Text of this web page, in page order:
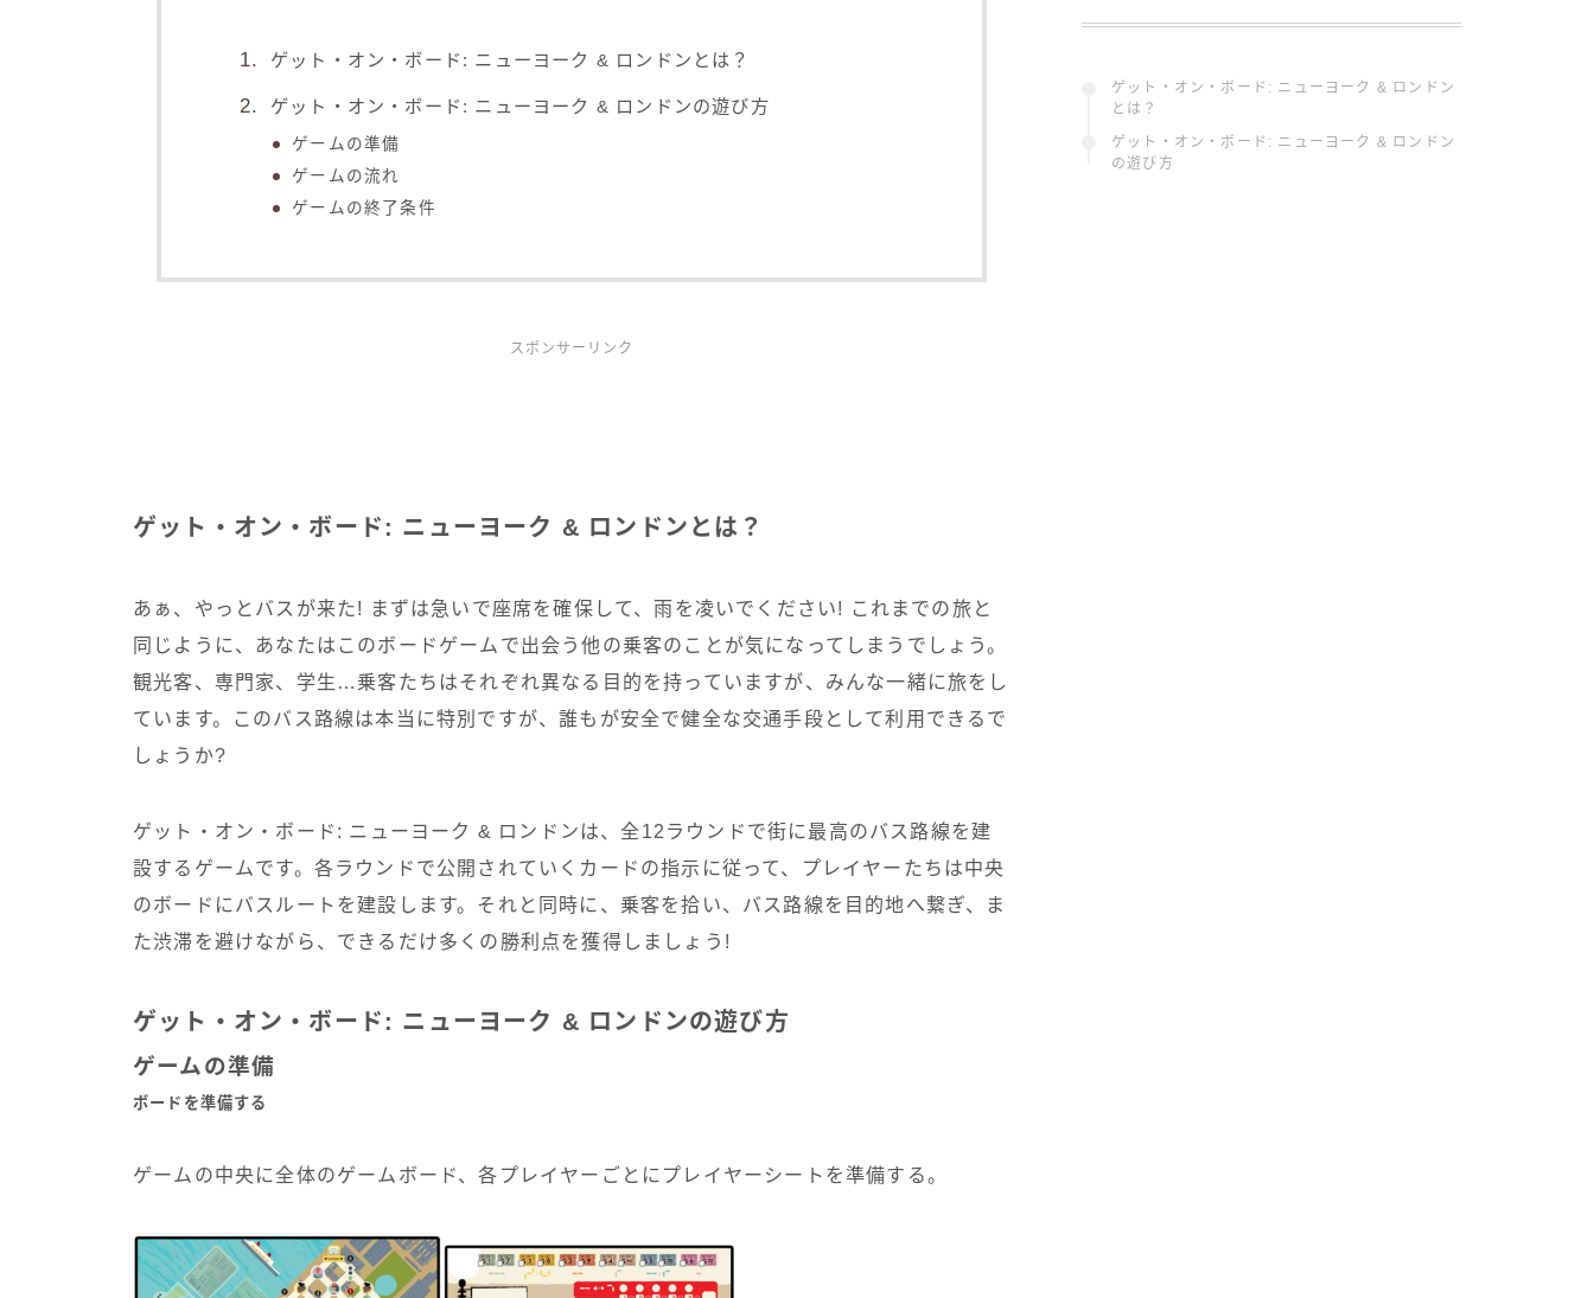
ゲット・オン・ボード: ニューヨーク & ロンドンとは？
ゲット・オン・ボード: ニューヨーク & ロンドンの遊び方
ゲームの準備
ゲームの流れ
ゲームの終了条件
スポンサーリンク
ゲット・オン・ボード: ニューヨーク & ロンドンとは？
あぁ、やっとバスが来た! まずは急いで座席を確保して、雨を凌いでください! これまでの旅と
同じように、あなたはこのボードゲームで出会う他の乗客のことが気になってしまうでしょう。
観光客、専門家、学生…乗客たちはそれぞれ異なる目的を持っていますが、みんな一緒に旅をし
ています。このバス路線は本当に特別ですが、誰もが安全で健全な交通手段として利用できるで
しょうか?
ゲット・オン・ボード: ニューヨーク & ロンドンは、全12ラウンドで街に最高のバス路線を建
設するゲームです。各ラウンドで公開されていくカードの指示に従って、プレイヤーたちは中央
のボードにバスルートを建設します。それと同時に、乗客を拾い、バス路線を目的地へ繋ぎ、ま
た渋滞を避けながら、できるだけ多くの勝利点を獲得しましょう!
ゲット・オン・ボード: ニューヨーク & ロンドンの遊び方
ゲームの準備
ボードを準備する
ゲームの中央に全体のゲームボード、各プレイヤーごとにプレイヤーシートを準備する。
ゲット・オン・ボード: ニューヨーク & ロンドン
とは？
ゲット・オン・ボード: ニューヨーク & ロンドン
の遊び方